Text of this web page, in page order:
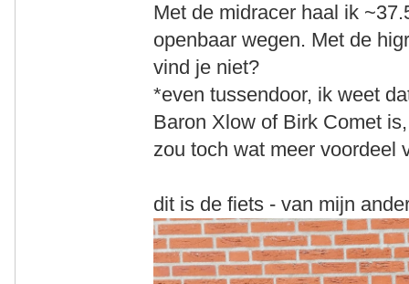
Met de midracer haal ik
openbaar wegen. Met de
vind je niet?
*even tussendoor, ik weet
Baron Xlow of Birk Comet
zou toch wat meer voordeel
dit is de fiets - van mijn